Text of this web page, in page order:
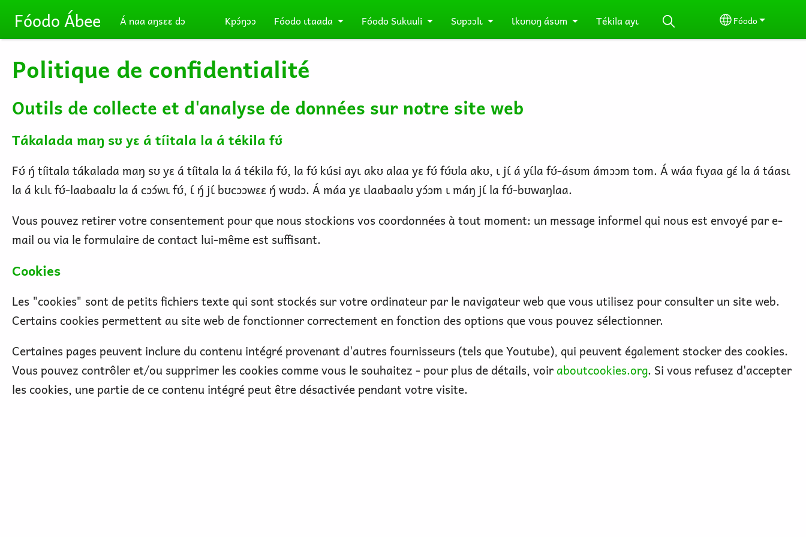
Skip to main content
Fóodo Ábee Á naa aŋsɛɛ dɔ Kpɔ́ŋɔɔ Fóodo ɩtaada Fóodo Sukuuli Sʊpɔɔlɩ Ɩkʊnʊŋ ásʊm Tékila ayɩ Select your
Fóodo
Politique de confidentialité
Outils de collecte et d'analyse de données sur notre site web
Tákalada maŋ sʊ yɛ á tíitala la á tékila fʊ́
Fʊ́ ŋ́ tíitala tákalada maŋ sʊ yɛ á tíitala la á tékila fʊ́, la fʊ́ kúsi ayɩ akʊ alaa yɛ fʊ́ fʊ́ʊla akʊ, ɩ jɩ́ á yɩ́la fʊ́-ásʊm ámɔɔm tom. Á wáa fɩyaa gɛ́ la á táasɩ
la á kɩlɩ fʊ́-laabaalʊ la á cɔɔ́wɩ fʊ́, ɩ́ ŋ́ jɩ́ bʊcɔɔwɛɛ ŋ́ wʊdɔ. Á máa yɛ ɩlaabaalʊ yɔ́ɔm ɩ máŋ jɩ́ la fʊ́-bʊwaŋlaa.
Vous pouvez retirer votre consentement pour que nous stockions vos coordonnées à tout moment: un message informel qui nous est envoyé par e-
mail ou via le formulaire de contact lui-même est suffisant.
Cookies
Les "cookies" sont de petits fichiers texte qui sont stockés sur votre ordinateur par le navigateur web que vous utilisez pour consulter un site web.
Certains cookies permettent au site web de fonctionner correctement en fonction des options que vous pouvez sélectionner.
Certaines pages peuvent inclure du contenu intégré provenant d'autres fournisseurs (tels que Youtube), qui peuvent également stocker des cookies.
Vous pouvez contrôler et/ou supprimer les cookies comme vous le souhaitez - pour plus de détails, voiraboutcookies.org. Si vous refusez d'accepter
les cookies, une partie de ce contenu intégré peut être désactivée pendant votre visite.